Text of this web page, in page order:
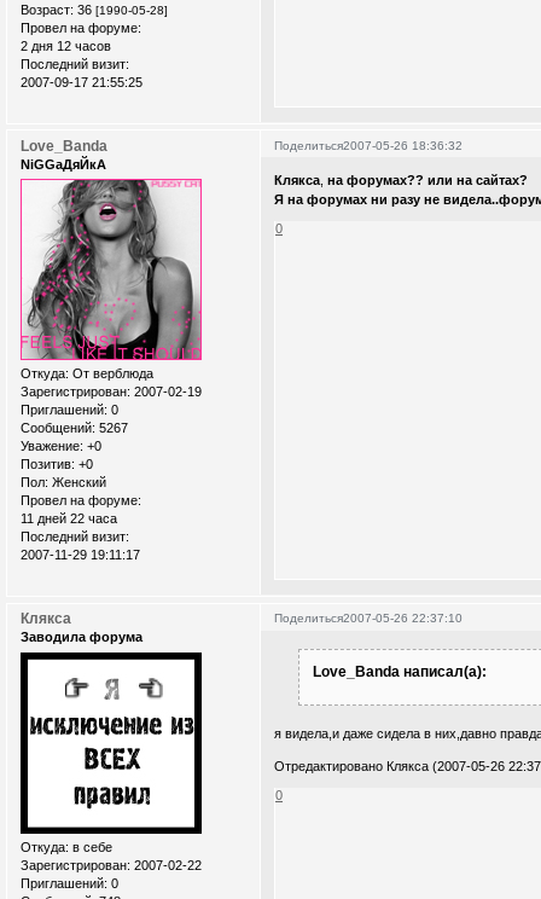
Возраст: 36 [1990-05-28]
Провел на форуме:
2 дня 12 часов
Последний визит:
2007-09-17 21:55:25
Поделиться2007-05-26 18:36:32
Love_Banda
NiGGaДяЙкА
Откуда: От верблюда
Зарегистрирован: 2007-02-19
Приглашений: 0
Сообщений: 5267
Уважение: +0
Позитив: +0
Пол: Женский
Провел на форуме:
11 дней 22 часа
Последний визит:
2007-11-29 19:11:17
Клякса ,на форумах?? или на сайтах?
Я на форумах ни разу не
0
Поделиться2007-05-26 22:37:10
Клякса
Заводила форума
Откуда: в себе
Зарегистрирован: 2007-02-22
Приглашений: 0
Love_Banda написал(а):
я видела,и даже сидела в них,давно
Отредактировано Клякса (2007-05-26
0